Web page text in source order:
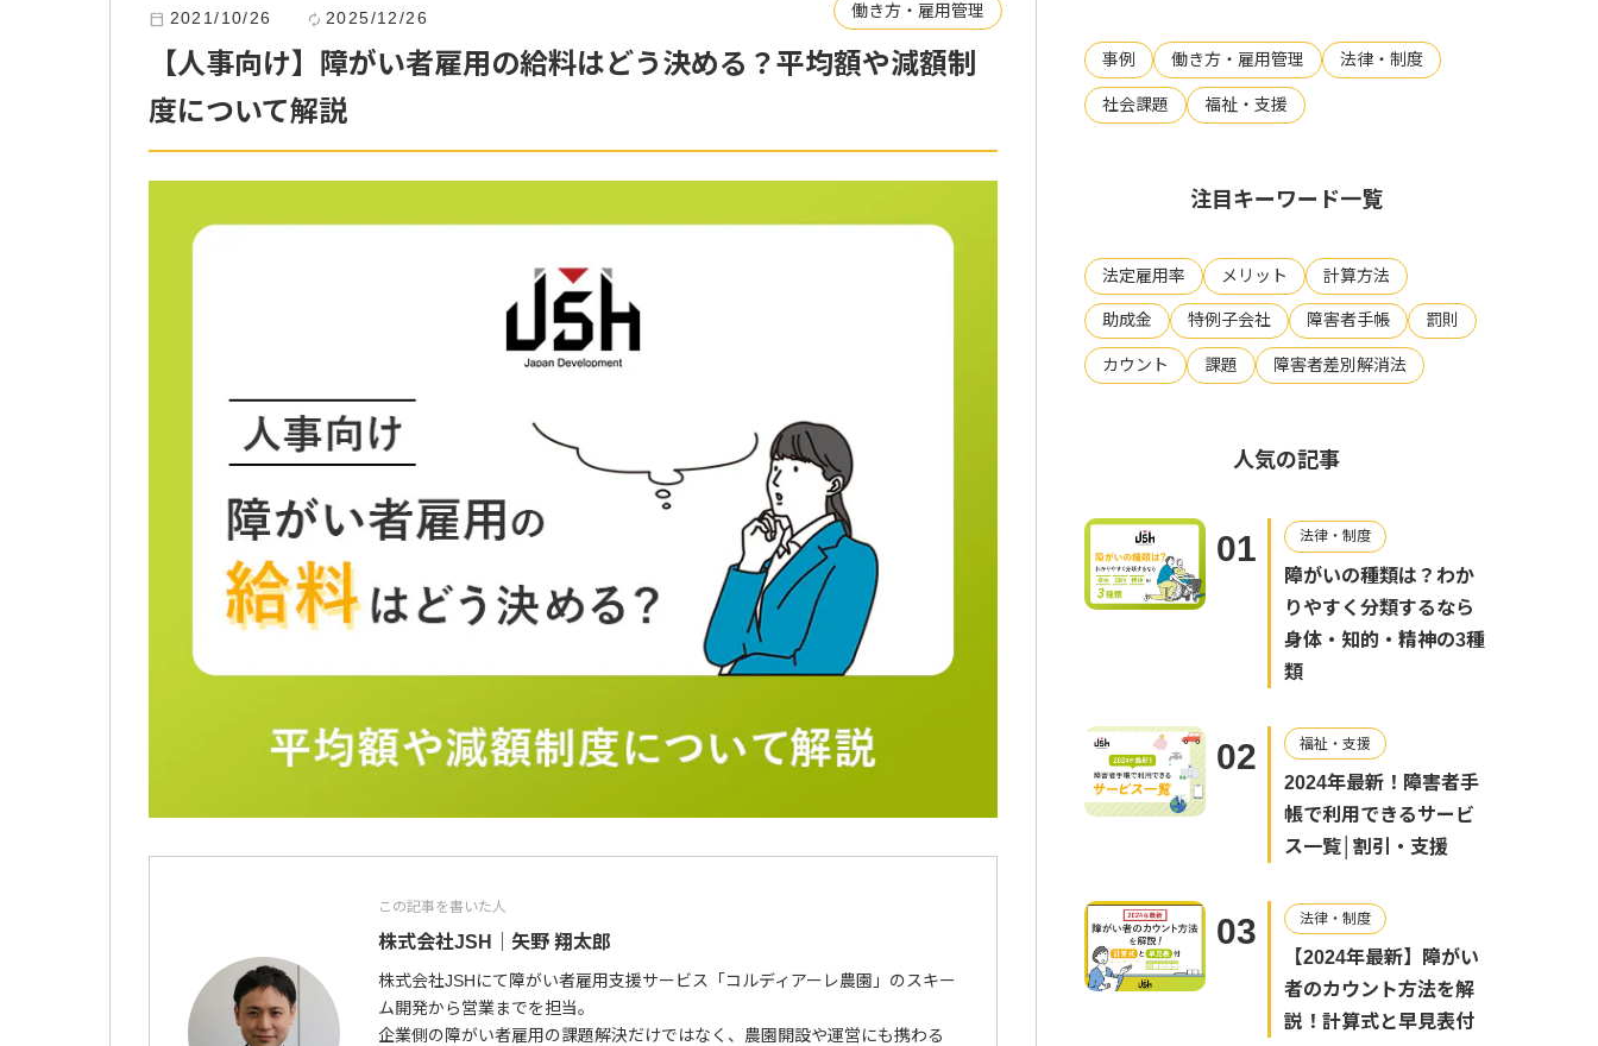
calendar_today 2021/10/26 autorenew 2025/12/26 働き方・雇用管理
【人事向け】障がい者雇用の給料はどう決める？平均額や減額制
度について解説
この記事を書いた人
株式会社JSH｜矢野 翔太郎
株式会社JSHにて障がい者雇用支援サービス「コルディアーレ農園」のスキー
ム開発から営業までを担当。
企業側の障がい者雇用の課題解決だけではなく、農園開設や運営にも携わる
事例 働き方・雇用管理 法律・制度
社会課題 福祉・支援
注目キーワード一覧
法定雇用率 メリット 計算方法
助成金 特例子会社 障害者手帳 罰則
カウント 課題 障害者差別解消法
人気の記事
01 法律・制度
障がいの種類は？わか
りやすく分類するなら
身体・知的・精神の3種
類
02 福祉・支援
2024年最新！障害者手
帳で利用できるサービ
ス一覧│割引・支援
03 法律・制度
【2024年最新】障がい
者のカウント方法を解
説！計算式と早見表付